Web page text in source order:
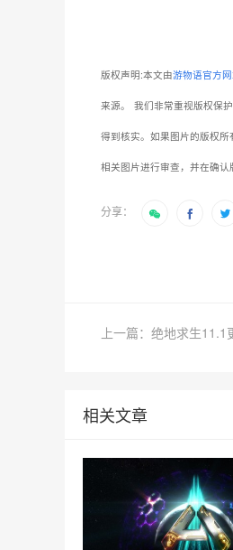
版权声明:本文由游物语官方
来源。 我们非常重视版权保
得到核实。如果图片的版权
相关图片进行审查，并在确认
分享：
相关文章